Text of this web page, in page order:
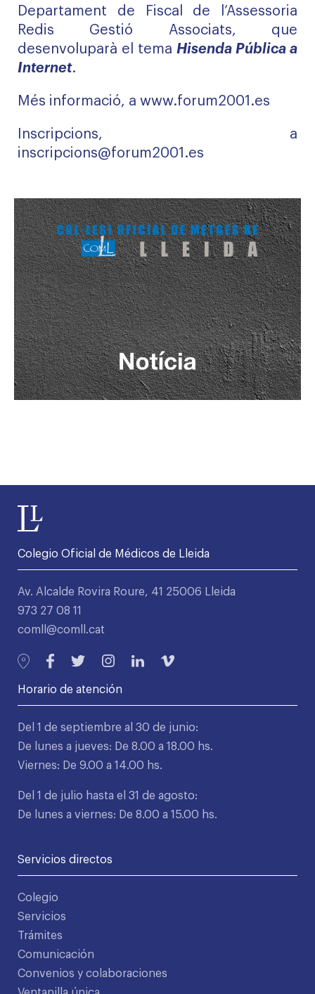
Departament de Fiscal de l’Assessoria
Redis Gestió Associats, que
desenvoluparà el tema Hisenda Pública a
Internet.
Més informació, a www.forum2001.es
Inscripcions, a
inscripcions@forum2001.es
Colegio Oficial de Médicos de Lleida
Av. Alcalde Rovira Roure, 41 25006 Lleida
973 27 08 11
comll@comll.cat
Horario de atención
Del 1 de septiembre al 30 de junio:
De lunes a jueves: De 8.00 a 18.00 hs.
Viernes: De 9.00 a 14.00 hs.
Del 1 de julio hasta el 31 de agosto:
De lunes a viernes: De 8.00 a 15.00 hs.
Servicios directos
Colegio
Servicios
Trámites
Comunicación
Convenios y colaboraciones